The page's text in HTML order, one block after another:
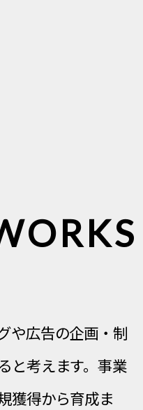
や広告の企画・制
と考えます。事業
獲得から育成ま